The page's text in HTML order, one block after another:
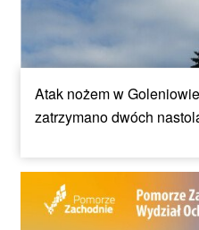
Atak nożem w
zatrzymano dwóch